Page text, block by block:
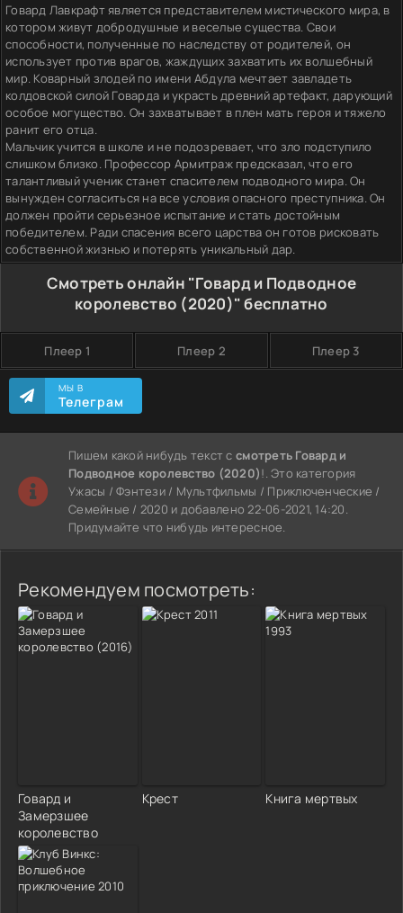
Говард Лавкрафт является представителем мистического мира, в
котором живут добродушные и веселые существа. Свои
способности, полученные по наследству от родителей, он
использует против врагов, жаждущих захватить их волшебный
мир. Коварный злодей по имени Абдула мечтает завладеть
колдовской силой Говарда и украсть древний артефакт, дарующий
особое могущество. Он захватывает в плен мать героя и тяжело
ранит его отца.
Мальчик учится в школе и не подозревает, что зло подступило
слишком близко. Профессор Армитраж предсказал, что его
талантливый ученик станет спасителем подводного мира. Он
вынужден согласиться на все условия опасного преступника. Он
должен пройти серьезное испытание и стать достойным
победителем. Ради спасения всего царства он готов рисковать
собственной жизнью и потерять уникальный дар.
Смотреть онлайн "Говард и Подводное
королевство (2020)" бесплатно
Плеер 1 Плеер 2 Плеер 3
МЫ В
Телеграм
Пишем какой нибудь текст ссмотреть Говард и
Подводное королевство (2020)!. Это категория
Ужасы / Фэнтези / Мультфильмы / Приключенческие /
Семейные / 2020 и добавлено 22-06-2021, 14:20.
Придумайте что нибудь интересное.
Рекомендуем посмотреть:
Говард и
Замерзшее
королевство
Крест Книга мертвых